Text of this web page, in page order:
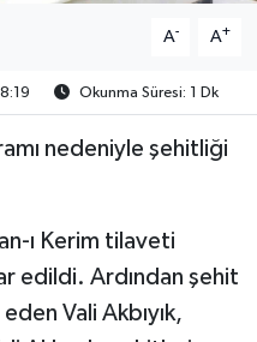
A- A+
Okunma Süresi: 1 Dk
ı Kerim tilaveti
edildi. Ardından şehit
Vali Akbıyık,